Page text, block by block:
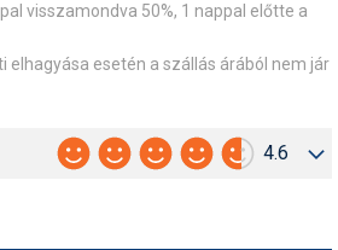
visszamondva 50%, 1 nappal előtte a
elhagyása esetén a szállás árából nem jár
4.6